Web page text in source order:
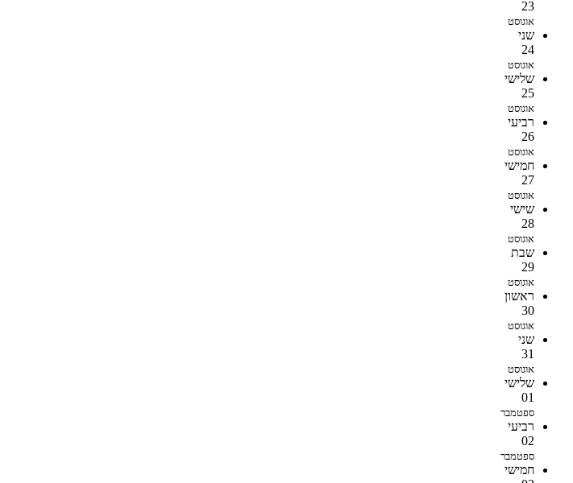
23
אוגוסט
שני
24
אוגוסט
שלישי
25
אוגוסט
רביעי
26
אוגוסט
חמישי
27
אוגוסט
שישי
28
אוגוסט
שבת
29
אוגוסט
ראשון
30
אוגוסט
שני
31
אוגוסט
שלישי
01
ספטמבר
רביעי
02
ספטמבר
חמישי